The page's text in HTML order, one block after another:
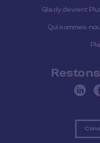
Glady devient
Qui sommes-